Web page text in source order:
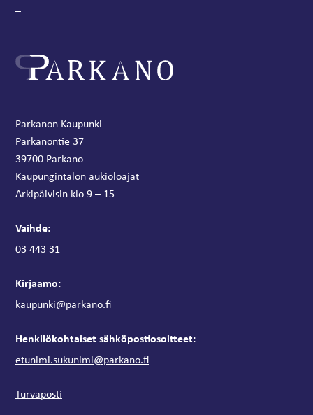
–
Parkanon Kaupunki
Parkanontie 37
39700 Parkano
Kaupungintalon aukioloajat
Arkipäivisin klo 9 – 15
Vaihde:
03 443 31
Kirjaamo:
kaupunki@parkano.fi
Henkilökohtaiset sähköpostiosoitteet:
etunimi.sukunimi@parkano.fi
Turvaposti